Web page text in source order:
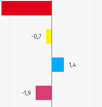
-0,7
1,4
-1,9